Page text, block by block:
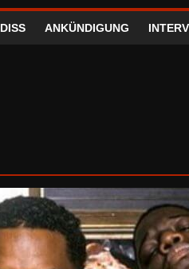
DISS ANKÜNDIGUNG